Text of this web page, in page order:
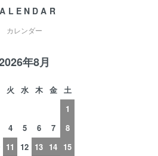
カレンダー
年8月
火 水 木 金
土
1
4 5 6 7
8
11 12 13 14 15